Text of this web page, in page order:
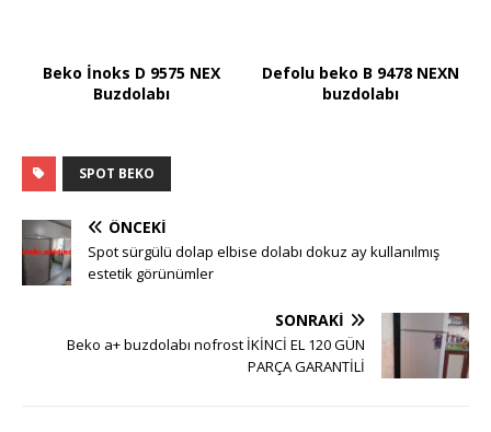
Beko İnoks D 9575 NEX
Buzdolabı
Defolu beko B 9478 NEXN
buzdolabı
SPOT BEKO
ÖNCEKI
Spot sürgülü dolap elbise dolabı dokuz ay kullanılmış
estetik görünümler
SONRAKI
Beko a+ buzdolabı nofrost İKİNCİ EL 120 GÜN
PARÇA GARANTİLİ